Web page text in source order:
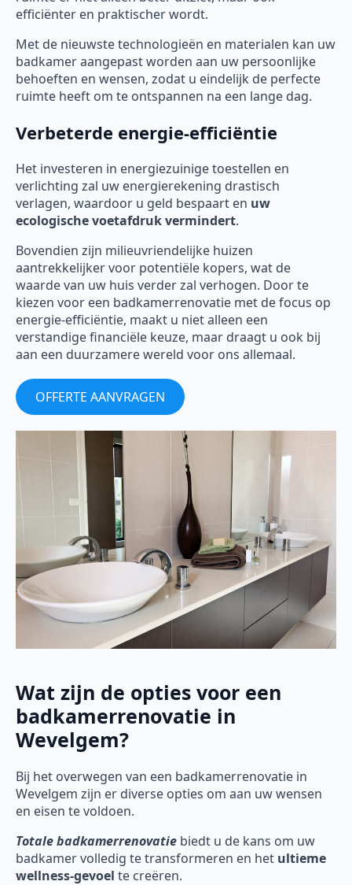
efficiënter en praktischer wordt.
Met de nieuwste technologieën en materialen kan uw
badkamer aangepast worden aan uw persoonlijke
behoeften en wensen, zodat u eindelijk de perfecte
ruimte heeft om te ontspannen na een lange dag.
Verbeterde energie-efficiëntie
Het investeren in energiezuinige toestellen en
verlichting zal uw energierekening drastisch
verlagen, waardoor u geld bespaart en uw
ecologische voetafdruk vermindert.
Bovendien zijn milieuvriendelijke huizen
aantrekkelijker voor potentiële kopers, wat de
waarde van uw huis verder zal verhogen. Door te
kiezen voor een badkamerrenovatie met de focus op
energie-efficiëntie, maakt u niet alleen een
verstandige financiële keuze, maar draagt u ook bij
aan een duurzamere wereld voor ons allemaal.
OFFERTE AANVRAGEN
Wat zijn de opties voor een
badkamerrenovatie in
Wevelgem?
Bij het overwegen van een badkamerrenovatie in
Wevelgem zijn er diverse opties om aan uw wensen
en eisen te voldoen.
Totale badkamerrenovatie biedt u de kans om uw
badkamer volledig te transformeren en het ultieme
wellness-gevoel te creëren.